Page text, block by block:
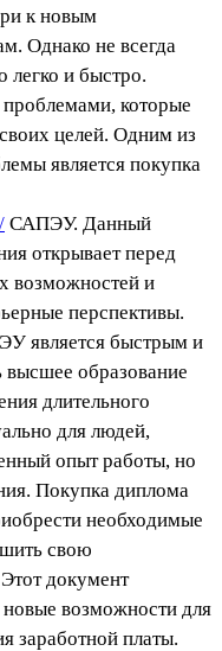
к новым
Однако не всегда
легко и быстро.
которые
целей. Одним из
является покупка
САПЭУ. Данный
открывает перед
возможностей и
перспективы.
является быстрым и
образование
длительного
для людей,
опыт работы, но
Покупка диплома
необходимые
свою
документ
новые возможности для
заработной платы.